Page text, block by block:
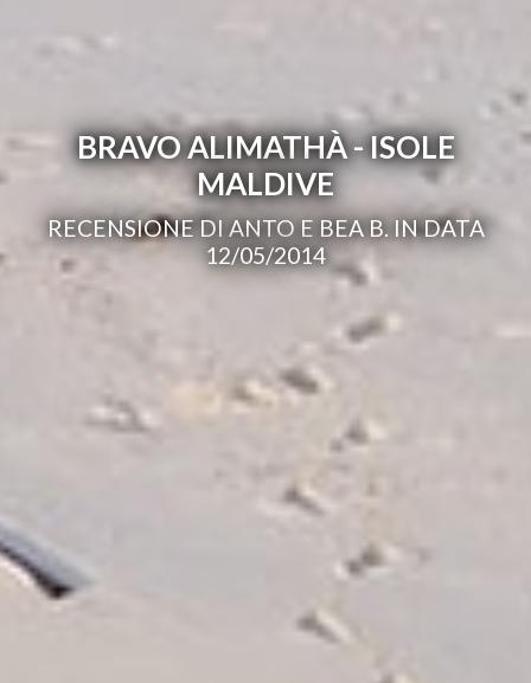
BRAVO ALIMATHÀ - ISOLE
MALDIVE
RECENSIONE DI ANTO E BEA B. IN DATA
12/05/2014